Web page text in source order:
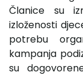
Članice su
izloženosti
potrebu
kampanja
su